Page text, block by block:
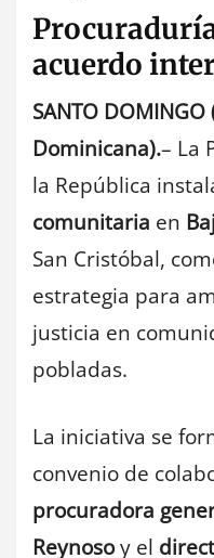
acuerdo
SANTO
Dominicana).– La
la República
comunitaria en
San Cristóbal,
estrategia para
justicia en
pobladas.
La iniciativa se
convenio de
procuradora
Reynosoy el